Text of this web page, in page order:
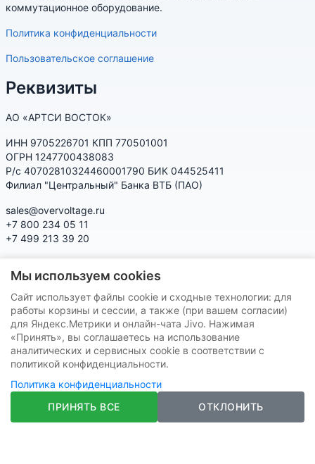
коммутационное оборудование.
Политика конфиденциальности
Пользовательское соглашение
Реквизиты
АО «АРТСИ ВОСТОК»
ИНН 9705226701 КПП 770501001
ОГРН 1247700438083
Р/с 40702810324460001790 БИК 044525411
Филиал "Центральный" Банка ВТБ (ПАО)
sales@overvoltage.ru
+7 800 234 05 11
+7 499 213 39 20
характеристики, наличие, подбор
Нашу продукцию Вы можете приобрести на маркетплейсах
VK Telegram
Мы используем cookies
Сайт использует файлы cookie и сходные технологии: для
работы корзины и сессии, а также (при вашем согласии)
для Яндекс.Метрики и онлайн-чата Jivo. Нажимая
«Принять», вы соглашаетесь на использование
аналитических и сервисных cookie в соответствии с
политикой конфиденциальности.
Политика конфиденциальности
ПРИНЯТЬ ВСЕ
ОТКЛОНИТЬ